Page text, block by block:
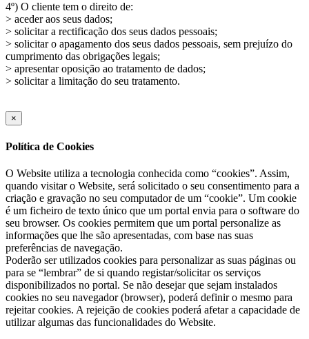
4º) O cliente tem o direito de:
> aceder aos seus dados;
> solicitar a rectificação dos seus dados pessoais;
> solicitar o apagamento dos seus dados pessoais, sem prejuízo do
cumprimento das obrigações legais;
> apresentar oposição ao tratamento de dados;
> solicitar a limitação do seu tratamento.
×
Política de Cookies
O Website utiliza a tecnologia conhecida como “cookies”. Assim,
quando visitar o Website, será solicitado o seu consentimento para a
criação e gravação no seu computador de um “cookie”. Um cookie
é um ficheiro de texto único que um portal envia para o software do
seu browser. Os cookies permitem que um portal personalize as
informações que lhe são apresentadas, com base nas suas
preferências de navegação.
Poderão ser utilizados cookies para personalizar as suas páginas ou
para se “lembrar” de si quando registar/solicitar os serviços
disponibilizados no portal. Se não desejar que sejam instalados
cookies no seu navegador (browser), poderá definir o mesmo para
rejeitar cookies. A rejeição de cookies poderá afetar a capacidade de
utilizar algumas das funcionalidades do Website.